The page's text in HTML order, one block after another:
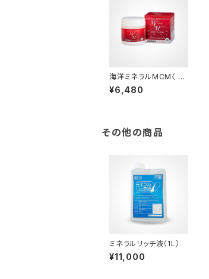
海洋ミネラルMCM〈 粉
末 30g 〉
¥6,480
その他の商品
ミネラルリッチ液（1L）
¥11,000